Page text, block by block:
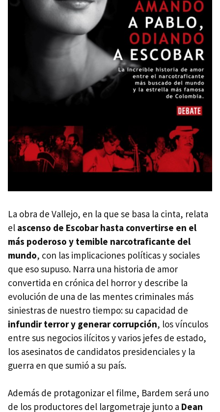
La obra de Vallejo, en la que se basa la cinta, relata
el ascenso de Escobar hasta convertirse en el
más poderoso y temible narcotraficante del
mundo, con las implicaciones políticas y sociales
que eso supuso. Narra una historia de amor
convertida en crónica del horror y describe la
evolución de una de las mentes criminales más
siniestras de nuestro tiempo: su capacidad de
infundir terror y generar corrupción, los vínculos
entre sus negocios ilícitos y varios jefes de estado,
los asesinatos de candidatos presidenciales y la
guerra en que sumió a su país.
Además de protagonizar el filme, Bardem será uno
de los productores del largometraje junto a Dean